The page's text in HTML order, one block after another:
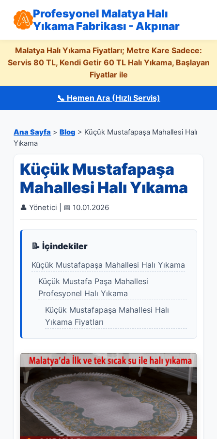
Profesyonel Malatya Halı
Yıkama Fabrikası - Akpınar
Malatya Halı Yıkama Fiyatları; Metre Kare Sadece:
Servis 80 TL, Kendi Getir 60 TL Halı Yıkama, Başlayan
Fiyatlar ile
📞 Hemen Ara (Hızlı Servis)
Ana Sayfa >Blog > Küçük Mustafapaşa Mahallesi Halı
Yıkama
Küçük Mustafapaşa
Mahallesi Halı Yıkama
👤 Yönetici | 📅 10.01.2026
📝 İçindekiler
Küçük Mustafapaşa Mahallesi Halı Yıkama
Küçük Mustafa Paşa Mahallesi
Profesyonel Halı Yıkama
Küçük Mustafapaşa Mahallesi Halı
Yıkama Fiyatları